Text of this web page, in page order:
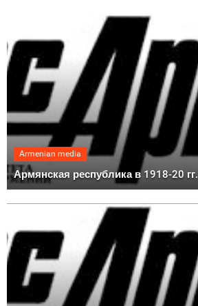
Armenian media
Армянская республика в 1918-20 гг.